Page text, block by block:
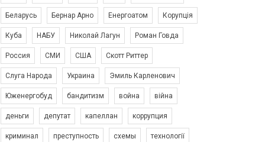
Беларусь Бернар Арно Енергоатом Корупція
Куба НАБУ Николай Лагун Роман Говда
Россия СМИ США Скотт Риттер
Слуга Народа Украина Эмиль Карленович
Юженергобуд бандитизм война війна
деньги депутат капеллан коррупция
криминал преступность схемы технології